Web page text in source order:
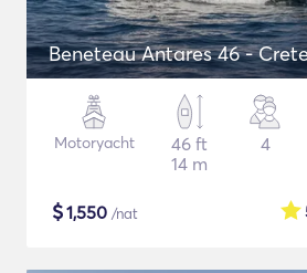
Beneteau Antares 46 -
Motoryacht
46 ft
14 m
4
$1,550 /nat